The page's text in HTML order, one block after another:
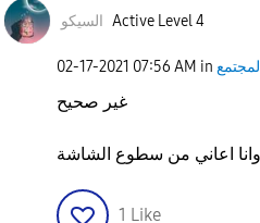
السيكو Active Level 4
‎02-17-2021 07:56 AM in
غير صحيح
اعاني من سطوع الشاشة
1 Like